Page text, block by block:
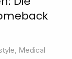
, Medical